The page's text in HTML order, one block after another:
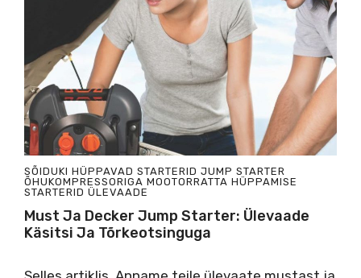
SÕIDUKI HÜPPAVAD STARTERID JUMP STARTER
ÕHUKOMPRESSORIGA MOOTORRATTA HÜPPAMISE
STARTERID ÜLEVAADE
Must Ja Decker Jump Starter: Ülevaade
Käsitsi Ja Tõrkeotsinguga